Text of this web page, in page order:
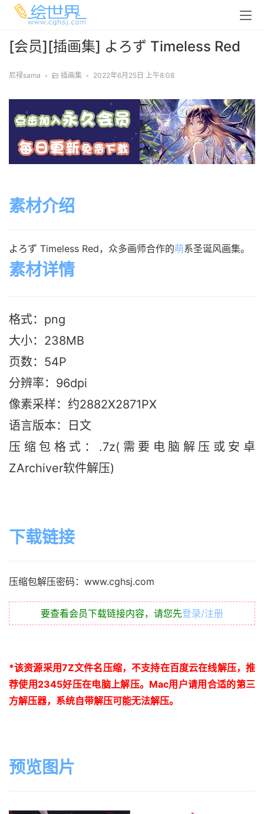
[会员][插画集] よろず Timeless Red
尼禄sama • 插画集 • 2022年6月25日 上午8:08
素材介绍
よろず Timeless Red，众多画师合作的萌系圣诞风画集。
素材详情
格式：png
大小：238MB
页数：54P
分辨率：96dpi
像素采样：约2882X2871PX
语言版本：日文
压缩包格式：.7z(需要电脑解压或安卓
ZArchiver软件解压)
下载链接
压缩包解压密码：www.cghsj.com
要查看会员下载链接内容，请您先登录/注册
*该资源采用7Z文件名压缩，不支持在百度云在线解压，推
荐使用2345好压在电脑上解压。 Mac用户请用合适的第三
方解压器，系统自带解压可能无法解压。
预览图片